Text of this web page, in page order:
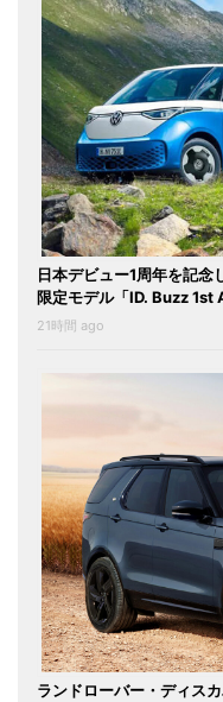
日本デビュー1周年を記
限定モデル「ID. Buzz
21時間 ago
ランドローバー・ディス